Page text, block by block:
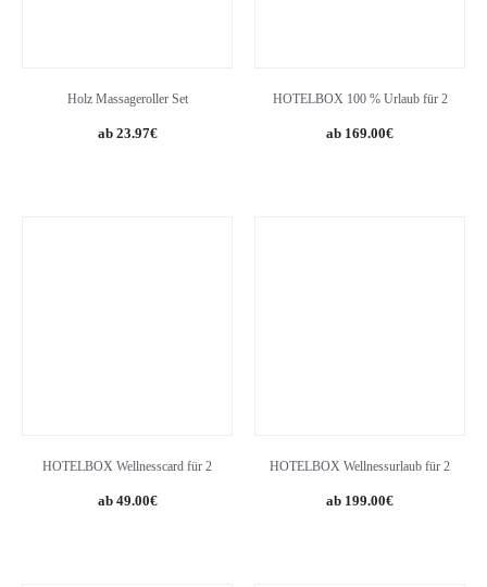
Holz Massageroller Set
Original
23.97€Current
HOTELBOX 100 % Urlaub für 2
169.00€
HOTELBOX Wellnesscard für 2
49.00€
HOTELBOX Wellnessurlaub für 2
199.00€